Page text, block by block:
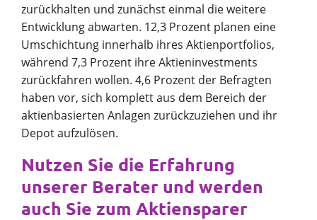
zurückhalten und zunächst einmal die weitere
Entwicklung abwarten. 12,3 Prozent planen eine
Umschichtung innerhalb ihres Aktienportfolios,
während 7,3 Prozent ihre Aktieninvestments
zurückfahren wollen. 4,6 Prozent der Befragten
haben vor, sich komplett aus dem Bereich der
aktienbasierten Anlagen zurückzuziehen und ihr
Depot aufzulösen.
Nutzen Sie die Erfahrung
unserer Berater und werden
auch Sie zum Aktiensparer